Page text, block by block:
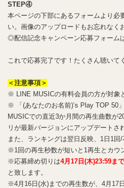
STEP④
本ページの下部にあるフォームより必
い。画像のアップロードもお忘れなく
◎配信記念キャンペーン応募フォーム
これで応募完了です！たくさん聴いて
＜注意事項＞
※ LINE MUSICの有料会員の方が対象
※ 「(あなたのお名前)’s Play TOP 50
MUSICでの直近3か月間の再生曲数が
リが最新バージョンにアップデートさ
また、ランキングは翌日反映、1日1回/
※1回の再生秒数が短いと1再生とカウ
※応募締め切りは4月17日(木)23:59まで
と致します。
※4月16日(水)までの再生数が、4月17